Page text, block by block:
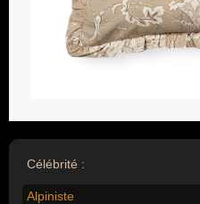
Célébrité :
Alpiniste